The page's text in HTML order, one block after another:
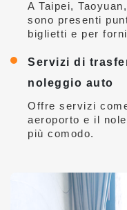
A Taipei,
sono presenti
biglietti e per
Servizi di
noleggio auto
Offre servizi
aeroporto e il
più comodo.